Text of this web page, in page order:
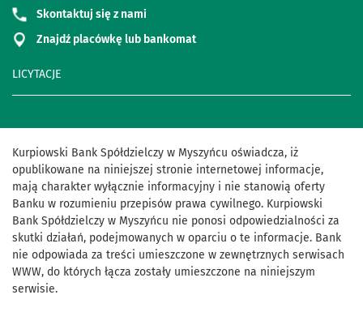
Skontaktuj się z nami
Znajdź placówkę lub bankomat
LICYTACJE
Kurpiowski Bank Spółdzielczy w Myszyńcu oświadcza, iż
opublikowane na niniejszej stronie internetowej informacje,
mają charakter wyłącznie informacyjny i nie stanowią oferty
Banku w rozumieniu przepisów prawa cywilnego. Kurpiowski
Bank Spółdzielczy w Myszyńcu nie ponosi odpowiedzialności za
skutki działań, podejmowanych w oparciu o te informacje. Bank
nie odpowiada za treści umieszczone w zewnętrznych serwisach
WWW, do których łącza zostały umieszczone na niniejszym
serwisie.